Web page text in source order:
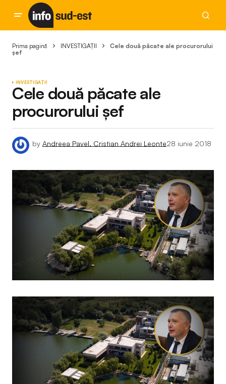
Prima pagină INVESTIGAȚII
Cele două păcate ale procurorului
șef
INVESTIGAȚII
Cele două păcate ale
procurorului șef
by Andreea Pavel, Cristian Andrei Leonte28 iunie 2018